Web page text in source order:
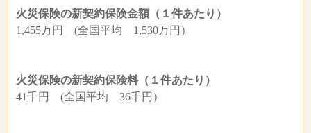
火災保険の新契約保険金額（１件あたり）
1,455万円 (全国平均 1,530万円）
火災保険の新契約保険料（１件あたり）
41千円 (全国平均 36千円）